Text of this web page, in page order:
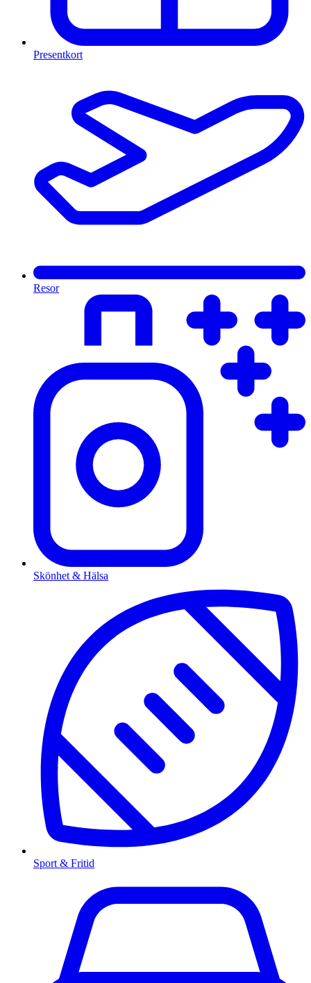
Presentkort
Resor
Skönhet & Hälsa
Sport & Fritid